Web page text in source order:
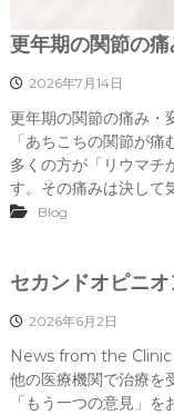
更年期の関節の
2026年7月14日
更年期の関節の痛み・
「あちこちの関節が
多くの方が「リウマチ
す。その痛みは決して
Blog
セカンドオピニ
2026年6月2日
News from the Clinic
他の医療機関で治療を
「もう一つの意見」